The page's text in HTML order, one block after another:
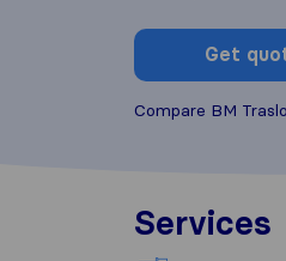
Get
Compare BM
Services